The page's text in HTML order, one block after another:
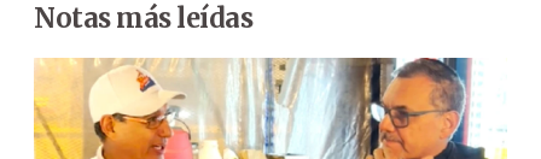
Notas más leídas